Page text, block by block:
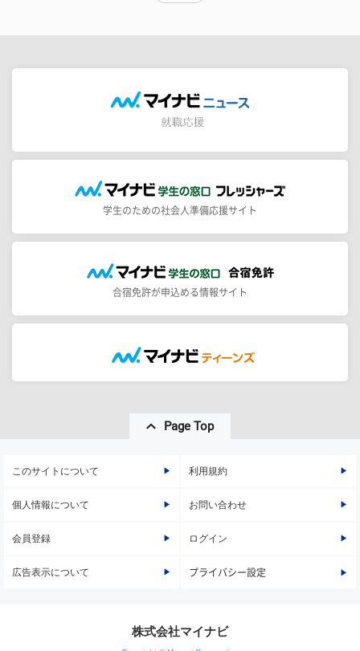
学生のための社会人準備応援サイト
合宿免許が申込める情報サイト
Page Top
このサイトについて 利用規約
個人情報について お問い合わせ
会員登録 ログイン
広告表示について プライバシー設定
株式会社マイナビ